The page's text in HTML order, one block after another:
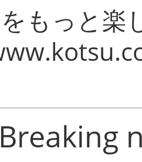
もっと楽